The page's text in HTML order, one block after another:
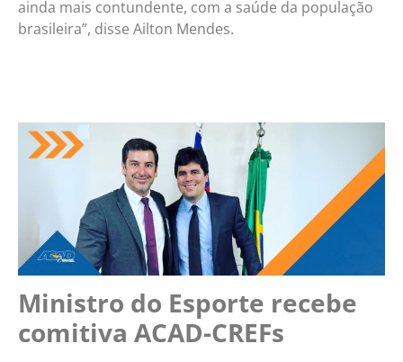
ainda mais contundente, com a saúde da população
brasileira”, disse Ailton Mendes.
Ministro do Esporte recebe
comitiva ACAD-CREFs